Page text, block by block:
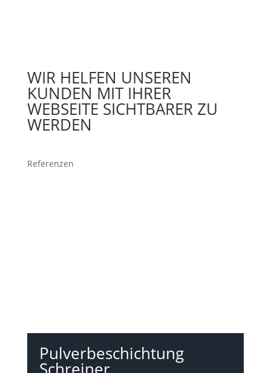
WIR HELFEN UNSEREN
KUNDEN MIT IHRER
WEBSEITE SICHTBARER ZU
WERDEN
Referenzen
Pulverbeschichtung